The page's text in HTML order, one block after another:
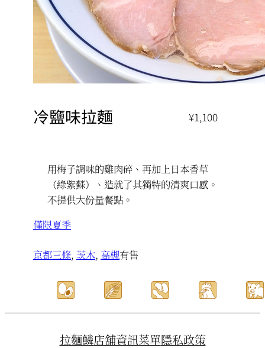
冷鹽味拉麵 ¥1,100
用梅子調味的雞肉碎、再加上日本香草
（綠紫蘇）、造就了其獨特的清爽口感。
不提供大份量餐點。
僅限夏季
京都三條, 茨木, 高槻有售
拉麵鱗店舖資訊菜單隱私政策